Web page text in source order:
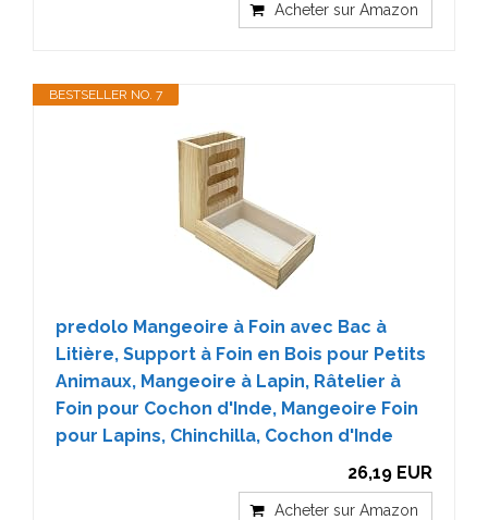
Acheter sur Amazon
BESTSELLER NO. 7
predolo Mangeoire à Foin avec Bac à
Litière, Support à Foin en Bois pour Petits
Animaux, Mangeoire à Lapin, Râtelier à
Foin pour Cochon d'Inde, Mangeoire Foin
pour Lapins, Chinchilla, Cochon d'Inde
26,19 EUR
Acheter sur Amazon